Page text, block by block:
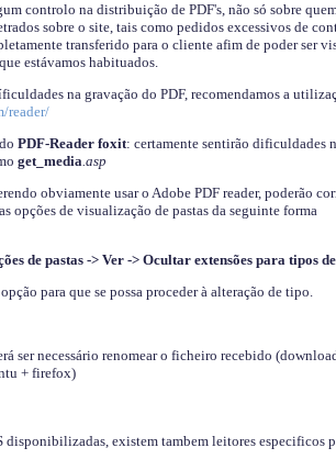
controlo na distribuição de PDF's, não só sobre
sobre o site, tais como pedidos excessivos de
transferido para o cliente afim de poder ser
estávamos habituados.
na gravação do PDF, recomendamos a
reader/
PDF-Reader foxit: certamente sentirão dificuldades
get_media.asp
obviamente usar o Adobe PDF reader, poderão
opções de visualização de pastas da seguinte forma
de pastas -> Ver -> Ocultar extensões para tipos
para que se possa proceder à alteração de tipo.
ser necessário renomear o ficheiro recebido
+ firefox)
disponibilizadas, existem tambem leitores especificos